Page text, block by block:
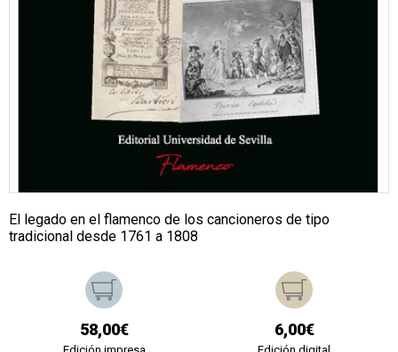
El legado en el flamenco de los cancioneros de tipo
tradicional desde 1761 a 1808
58,00€ 6,00€